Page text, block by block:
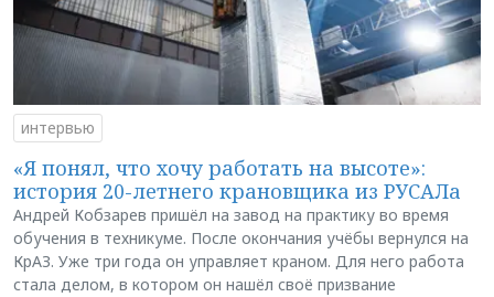
интервью
«Я понял, что хочу работать на высоте»:
история 20-летнего крановщика из РУСАЛа
Андрей Кобзарев пришёл на завод на практику во время
обучения в техникуме. После окончания учёбы вернулся на
КрАЗ. Уже три года он управляет краном. Для него работа
стала делом, в котором он нашёл своё призвание